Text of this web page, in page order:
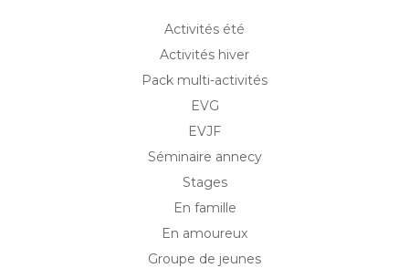
Activités été
Activités hiver
Pack multi-activités
EVG
EVJF
Séminaire annecy
Stages
En famille
En amoureux
Groupe de jeunes